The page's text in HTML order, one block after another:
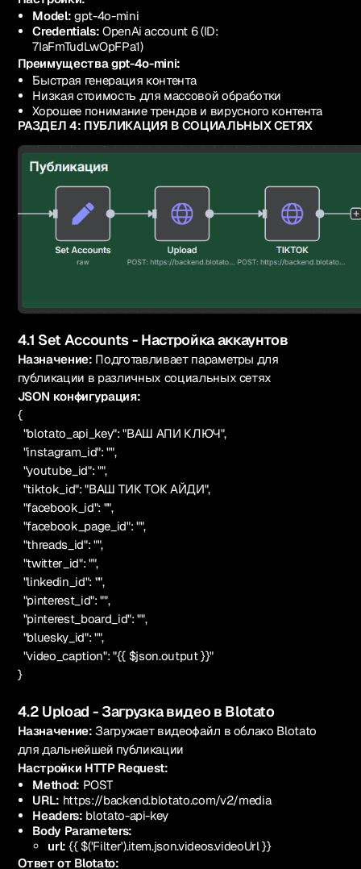
Model: gpt-4o-mini
Credentials: OpenAi account 6 (ID:
7IaFmTudLwOpFPa1)
Преимущества gpt-4o-mini:
Быстрая генерация контента
Низкая стоимость для массовой обработки
Хорошее понимание трендов и вирусного контента
РАЗДЕЛ 4: ПУБЛИКАЦИЯ В СОЦИАЛЬНЫХ СЕТЯХ
4.1 Set Accounts - Настройка аккаунтов
Назначение: Подготавливает параметры для
публикации в различных социальных сетях
JSON конфигурация:
{
"blotato_api_key": "ВАШ АПИ КЛЮЧ",
"instagram_id": "",
"youtube_id": "",
"tiktok_id": "ВАШ ТИК ТОК АЙДИ",
"facebook_id": "",
"facebook_page_id": "",
"threads_id": "",
"twitter_id": "",
"linkedin_id": "",
"pinterest_id": "",
"pinterest_board_id": "",
"bluesky_id": "",
"video_caption": "{{ $json.output }}"
}
4.2 Upload - Загрузка видео в Blotato
Назначение: Загружает видеофайл в облако Blotato
для дальнейшей публикации
Настройки HTTP Request:
Method: POST
URL: https://backend.blotato.com/v2/media
Headers: blotato-api-key
Body Parameters:
url: {{ $('Filter').item.json.videos.videoUrl }}
Ответ от Blotato: